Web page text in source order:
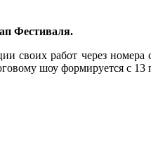
Фестиваля.
работ через номера
шоу формируется с 13